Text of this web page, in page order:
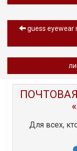
guess eyewear
Для всех,